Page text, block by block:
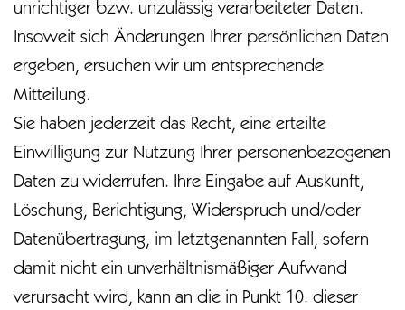
unrichtiger bzw. unzulässig verarbeiteter Daten.
Insoweit sich Änderungen Ihrer persönlichen Daten
ergeben, ersuchen wir um entsprechende
Mitteilung.
Sie haben jederzeit das Recht, eine erteilte
Einwilligung zur Nutzung Ihrer personenbezogenen
Daten zu widerrufen. Ihre Eingabe auf Auskunft,
Löschung, Berichtigung, Widerspruch und/oder
Datenübertragung, im letztgenannten Fall, sofern
damit nicht ein unverhältnismäßiger Aufwand
verursacht wird, kann an die in Punkt 10. dieser